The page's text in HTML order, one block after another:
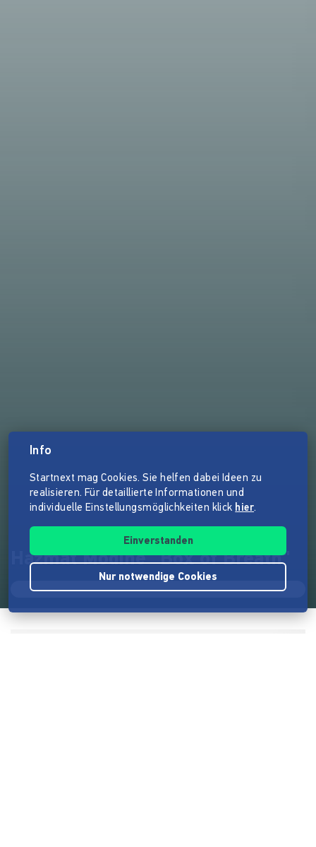
Hazmat Modine "Box of Breath"
Info
Startnext mag Cookies. Sie helfen dabei Ideen zu
realisieren. Für detaillierte Informationen und
individuelle Einstellungsmöglichkeiten klick hier.
Einverstanden
Nur notwendige Cookies